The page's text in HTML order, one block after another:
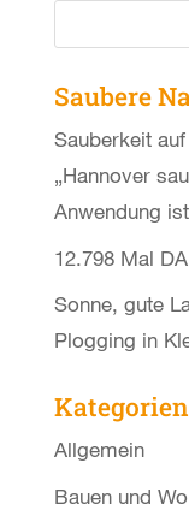
Saubere
Sauberkeit
„Hannover
Anwendung ist
12.798 Mal
Sonne, gute
Plogging in
Kategorien
Allgemein
Bauen und